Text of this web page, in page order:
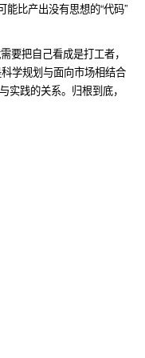
能比产出没有思想的“代码”
要把自己看成是打工者，
学规划与面向市场相结合
实践的关系。归根到底，